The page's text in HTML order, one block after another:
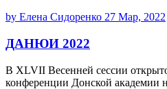
by Елена Сидоренко 27 Мар, 2022
ДАНЮИ 2022
В XLVII Весенней сессии
конференции Донской академии